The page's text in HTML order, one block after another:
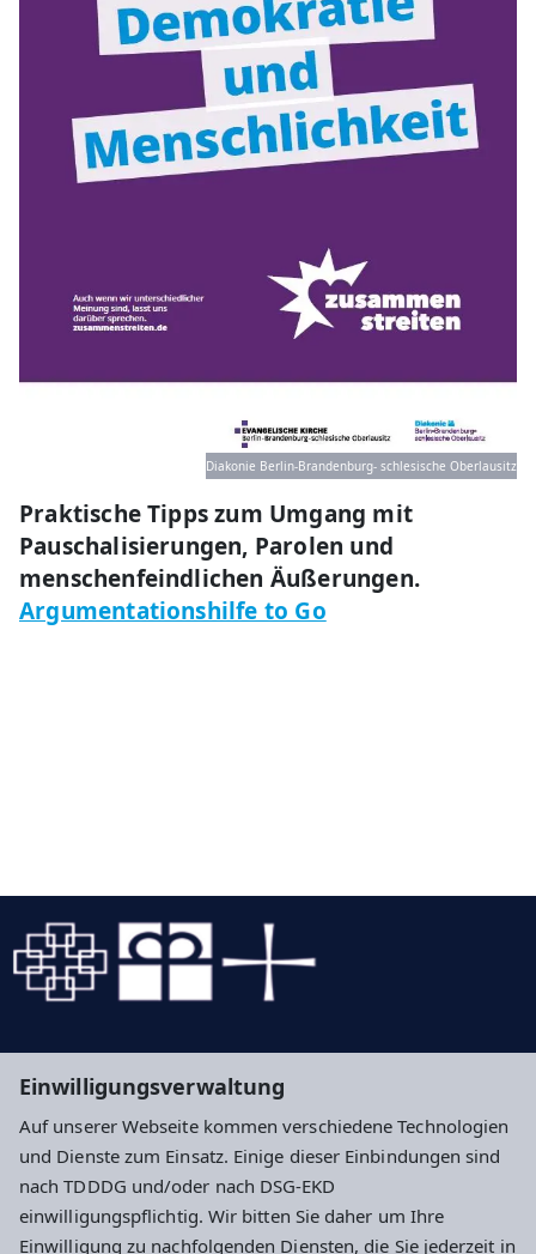
Einwilligungsverwaltung
Auf unserer Webseite kommen verschiedene Technologien
und Dienste zum Einsatz. Einige dieser Einbindungen sind
nach TDDDG und/oder nach DSG-EKD
einwilligungspflichtig. Wir bitten Sie daher um Ihre
Einwilligung zu nachfolgenden Diensten, die Sie jederzeit in
Diakonie Berlin-Brandenburg- schlesische Oberlausitz
Praktische Tipps zum Umgang mit
Pauschalisierungen, Parolen und
menschenfeindlichen Äußerungen.
Argumentationshilfe to Go
Evangelische Kirche von Kurhessen-Waldeck
Diakonie Hessen - Diakonisches Werk in Hessen
und Nassau und Kurhessen-Waldeck e.V.
Impressum Datenschutz Cookie-Einstellungen